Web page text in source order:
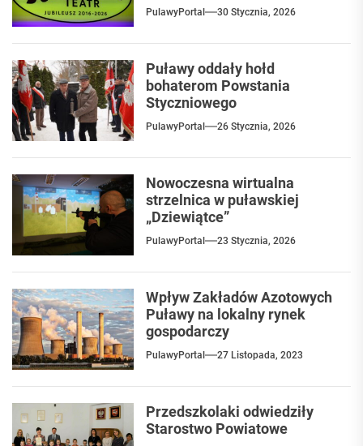
PulawyPortal 30 Stycznia, 2026
Puławy oddały hołd
bohaterom Powstania
Styczniowego
PulawyPortal 26 Stycznia, 2026
Nowoczesna wirtualna
strzelnica w puławskiej
„Dziewiątce”
PulawyPortal 23 Stycznia, 2026
Wpływ Zakładów Azotowych
Puławy na lokalny rynek
gospodarczy
PulawyPortal 27 Listopada, 2023
Przedszkolaki odwiedziły
Starostwo Powiatowe